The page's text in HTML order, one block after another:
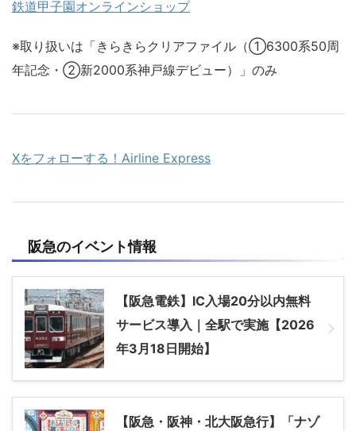
鉄道甲子園オンラインショップ
※取り扱いは「きらきらクリアファイル（①6300系50周
年記念・②新2000系神戸線デビュー）」のみ
Xをフォローする！Airline Express
阪急のイベント情報
【阪急電鉄】IC入場20分以内無料
サービス導入｜全駅で実施【2026
年3月18日開始】
【阪急・阪神・北大阪急行】「ナゾ